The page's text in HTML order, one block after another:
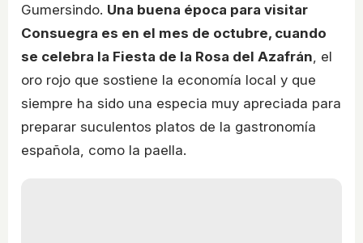
Gumersindo. Una buena época para visitar
Consuegra es en el mes de octubre, cuando
se celebra la Fiesta de la Rosa del Azafrán , el
oro rojo que sostiene la economía local y que
siempre ha sido una especia muy apreciada para
preparar suculentos platos de la gastronomía
española, como la paella.